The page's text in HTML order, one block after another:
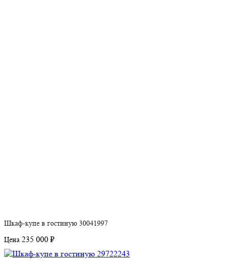
Шкаф-купе в гостиную 30041997
Цена 235 000 ₽